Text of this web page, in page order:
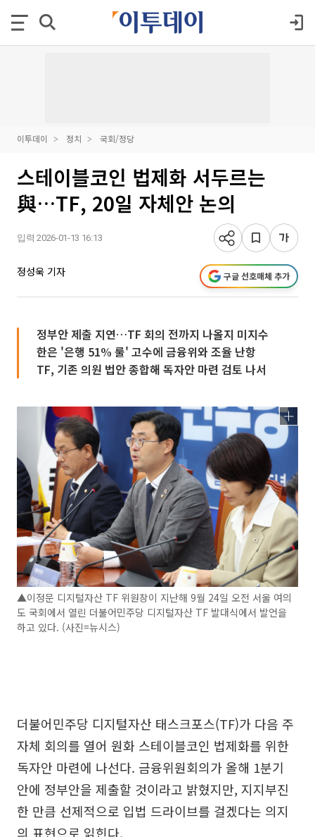
이투데이 정치 국회/정당
스테이블코인 법제화 서두르는
與…TF, 20일 자체안 논의
입력 2026-01-13 16:13
정성욱 기자 구글 선호매체 추가
정부안 제출 지연…TF 회의 전까지 나올지 미지수
한은 '은행 51% 룰' 고수에 금융위와 조율 난항
TF, 기존 의원 법안 종합해 독자안 마련 검토 나서
▲이정문 디지털자산 TF 위원장이 지난해 9월 24일 오전 서울 여의
도 국회에서 열린 더불어민주당 디지털자산 TF 발대식에서 발언을
하고 있다. (사진=뉴시스)
더불어민주당 디지털자산 태스크포스(TF)가 다음 주
자체 회의를 열어 원화 스테이블코인 법제화를 위한
독자안 마련에 나선다. 금융위원회의가 올해 1분기
안에 정부안을 제출할 것이라고 밝혔지만, 지지부진
한 만큼 선제적으로 입법 드라이브를 걸겠다는 의지
의 표현으로 읽힌다.